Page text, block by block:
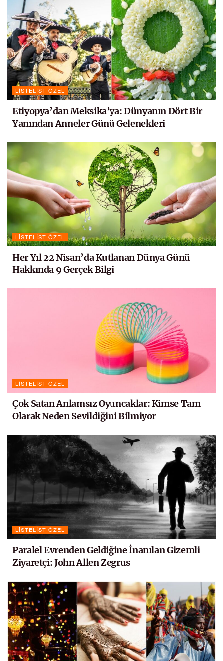
LISTELIST ÖZEL
Etiyopya’dan Meksika’ya: Dünyanın Dört Bir
Yanından Anneler Günü Gelenekleri
LISTELIST ÖZEL
Her Yıl 22 Nisan’da Kutlanan Dünya Günü
Hakkında 9 Gerçek Bilgi
LISTELIST ÖZEL
Çok Satan Anlamsız Oyuncaklar: Kimse Tam
Olarak Neden Sevildiğini Bilmiyor
LISTELIST ÖZEL
Paralel Evrenden Geldiğine İnanılan Gizemli
Ziyaretçi: John Allen Zegrus